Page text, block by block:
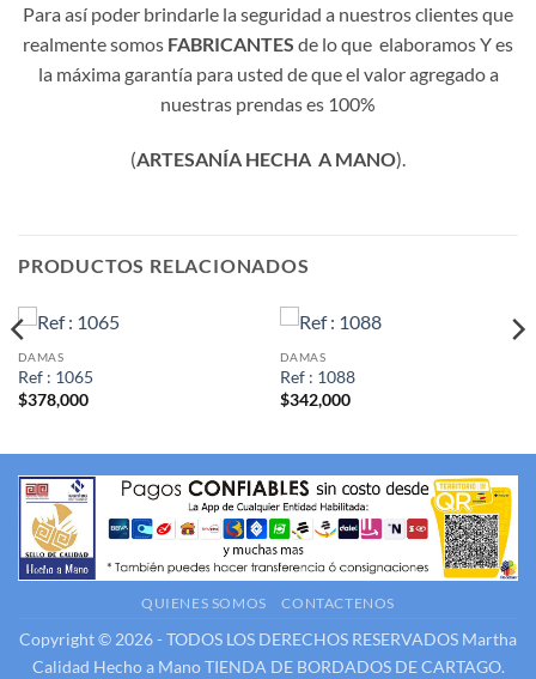
Para así poder brindarle la seguridad a nuestros clientes que
realmente somos FABRICANTES de lo que elaboramos Y es
la máxima garantía para usted de que el valor agregado a
nuestras prendas es 100%
(ARTESANÍA HECHA A MANO).
PRODUCTOS RELACIONADOS
DAMAS
Ref : 1065
$378,000
DAMAS
Ref : 1088
$342,000
QUIENES SOMOS CONTACTENOS
Copyright © 2026 - TODOS LOS DERECHOS RESERVADOS Martha
Calidad Hecho a ManoTIENDA DE BORDADOS DE CARTAGO.